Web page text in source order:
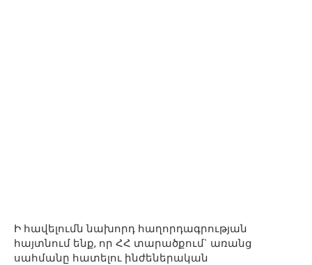
Ի հավելումն նախորդ հաղորդագրության
հայտնում ենք, որ ՀՀ տարածքում` առանց
սահմանը հատելու ինժեներական